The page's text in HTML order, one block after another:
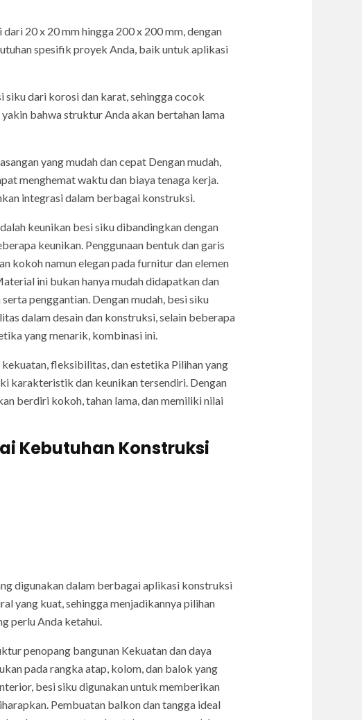
20 x 20 mm hingga 200 x 200 mm, dengan
spesifik proyek Anda, baik untuk aplikasi
dari korosi dan karat, sehingga cocok
bahwa struktur Anda akan bertahan lama
yang mudah dan cepat Dengan mudah,
menghemat waktu dan biaya tenaga kerja.
integrasi dalam berbagai konstruksi.
keunikan besi siku dibandingkan dengan
keunikan. Penggunaan bentuk dan garis
kokoh namun elegan pada furnitur dan elemen
ini bukan hanya mudah didapatkan dan
penggantian. Dengan mudah, besi siku
dalam desain dan konstruksi, selain beberapa
yang menarik, kombinasi ini.
fleksibilitas, dan estetika Pilihan yang
karakteristik dan keunikan tersendiri. Dengan
berdiri kokoh, tahan lama, dan memiliki nilai
Kebutuhan Konstruksi
digunakan dalam berbagai aplikasi konstruksi
yang kuat, sehingga menjadikannya pilihan
perlu Anda ketahui.
penopang bangunan Kekuatan dan daya
pada rangka atap, kolom, dan balok yang
besi siku digunakan untuk memberikan
Pembuatan balkon dan tangga ideal